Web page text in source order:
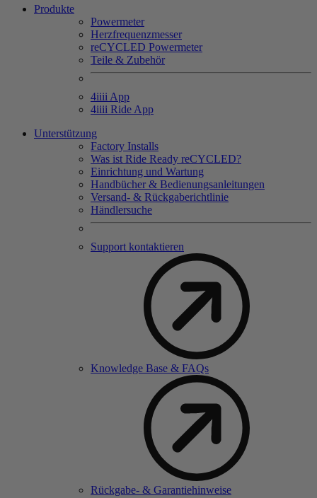
Produkte
Powermeter
Herzfrequenzmesser
reCYCLED Powermeter
Teile & Zubehör
4iiii App
4iiii Ride App
Unterstützung
Factory Installs
Was ist Ride Ready reCYCLED?
Einrichtung und Wartung
Handbücher & Bedienungsanleitungen
Versand- & Rückgaberichtlinie
Händlersuche
Support kontaktieren
Knowledge Base & FAQs
Rückgabe- & Garantiehinweise